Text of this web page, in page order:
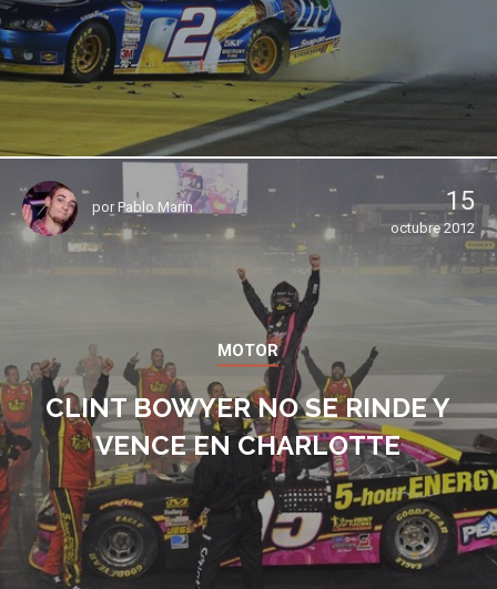
por Pablo Marín 15
octubre 2012
MOTOR
CLINT BOWYER NO SE RINDE Y
VENCE EN CHARLOTTE